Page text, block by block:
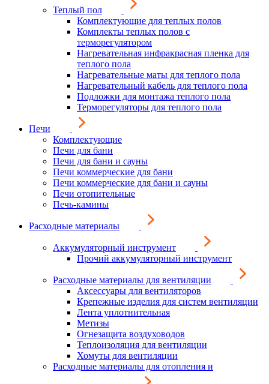
Теплый пол
Комплектующие для теплых полов
Комплекты теплых полов с
терморегулятором
Нагревательная инфракрасная пленка для
теплого пола
Нагревательные маты для теплого пола
Нагревательный кабель для теплого пола
Подложки для монтажа теплого пола
Терморегуляторы для теплого пола
Печи
Комплектующие
Печи для бани
Печи для бани и сауны
Печи коммерческие для бани
Печи коммерческие для бани и сауны
Печи отопительные
Печь-камины
Расходные материалы
Аккумуляторный инструмент
Прочий аккумуляторный инструмент
Расходные материалы для вентиляции
Аксессуары для вентиляторов
Крепежные изделия для систем вентиляции
Лента уплотнительная
Метизы
Огнезащита воздуховодов
Теплоизоляция для вентиляции
Хомуты для вентиляции
Расходные материалы для отопления и